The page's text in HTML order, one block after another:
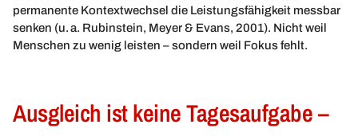
permanente Kontextwechsel die Leistungsfähigkeit messbar
senken (u. a. Rubinstein, Meyer & Evans, 2001). Nicht weil
Menschen zu wenig leisten – sondern weil Fokus fehlt.
Ausgleich ist keine Tagesaufgabe –